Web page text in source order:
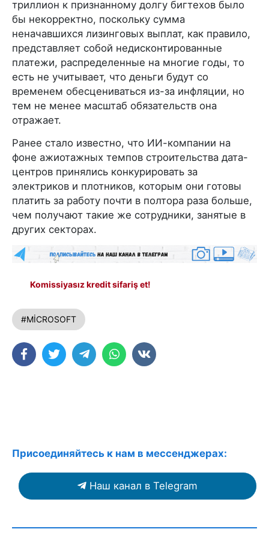
триллион к признанному долгу бигтехов было
бы некорректно, поскольку сумма
неначавшихся лизинговых выплат, как правило,
представляет собой недисконтированные
платежи, распределенные на многие годы, то
есть не учитывает, что деньги будут со
временем обесцениваться из-за инфляции, но
тем не менее масштаб обязательств она
отражает.
Ранее стало известно, что ИИ-компании на
фоне ажиотажных темпов строительства дата-
центров принялись конкурировать за
электриков и плотников, которым они готовы
платить за работу почти в полтора раза больше,
чем получают такие же сотрудники, занятые в
других секторах.
Komissiyasız kredit sifariş et!
#MİCROSOFT
Присоединяйтесь к нам в мессенджерах:
Наш канал в Telegram